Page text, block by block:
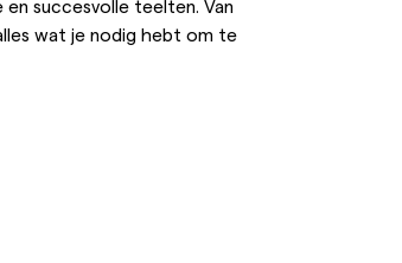
succesvolle teelten. Van
wat je nodig hebt om te